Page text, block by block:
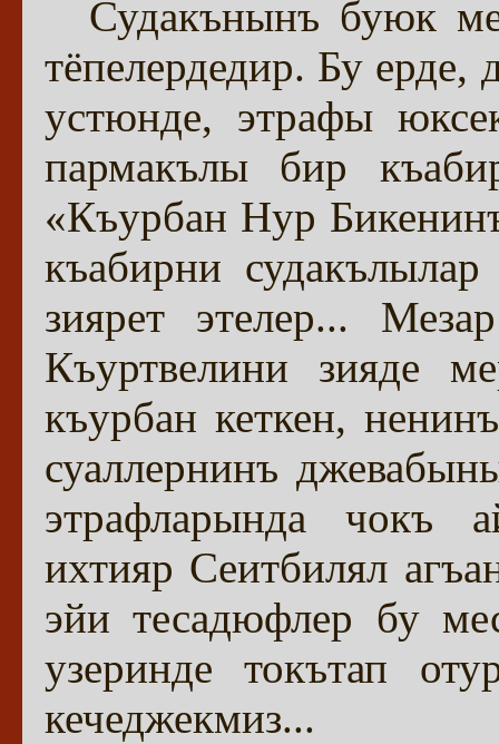
Судакънынъ буюк
тёпелердедир. Бу ерде,
устюнде, этрафы
пармакълы бир
«Къурбан Нур
къабирни
зиярет этелер...
Къуртвелини зияде
къурбан кеткен,
суаллернинъ
этрафларында чокъ
ихтияр Сеитбилял
эйи тесадюфлер бу
узеринде токътап
кечеджекмиз...